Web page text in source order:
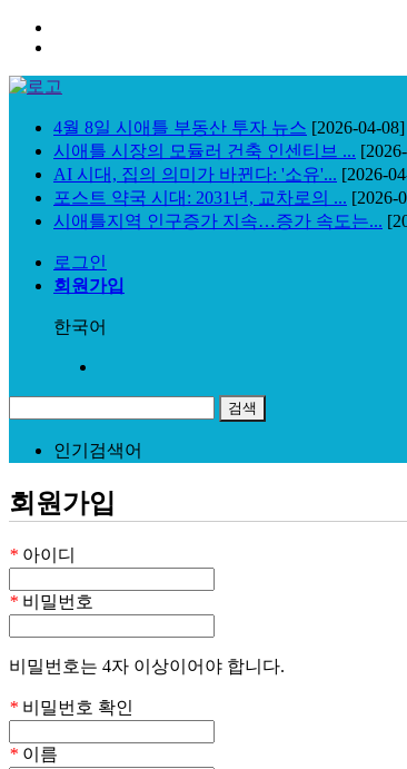
4월 8일 시애틀 부동산 투자 뉴스 [2026-04-08]
시애틀 시장의 모듈러 건축 인센티브 ...
AI 시대, 집의 의미가 바뀐다: '소유'... [2026-
포스트 약국 시대: 2031년, 교차로의 ... [2026-
시애틀지역 인구증가 지속…증가 속도는...
로그인
회원가입
한국어
인기검색어
회원가입
* 아이디
* 비밀번호
비밀번호는 4자 이상이어야 합니다.
* 비밀번호 확인
* 이름